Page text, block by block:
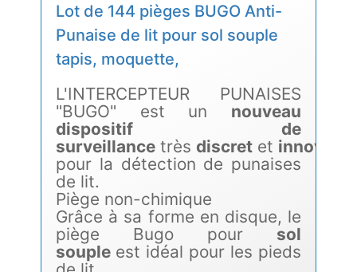
Lot de 144 pièges BUGO Anti-
Punaise de lit pour sol souple
tapis, moquette,
L'INTERCEPTEUR PUNAISES
"BUGO" est un nouveau
dispositif de
surveillancetrès discretet innovant
pour la détection de punaises
de lit.
Piège non-chimique
Grâce à sa forme en disque, le
piège Bugo pour sol
souple est idéal pour les pieds